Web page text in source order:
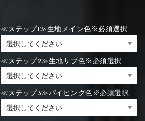
≪ステップ1≫生地メイン色※必須選択
≪ステップ2≫生地サブ色※必須選択
≪ステップ3≫パイピング色※必須選択